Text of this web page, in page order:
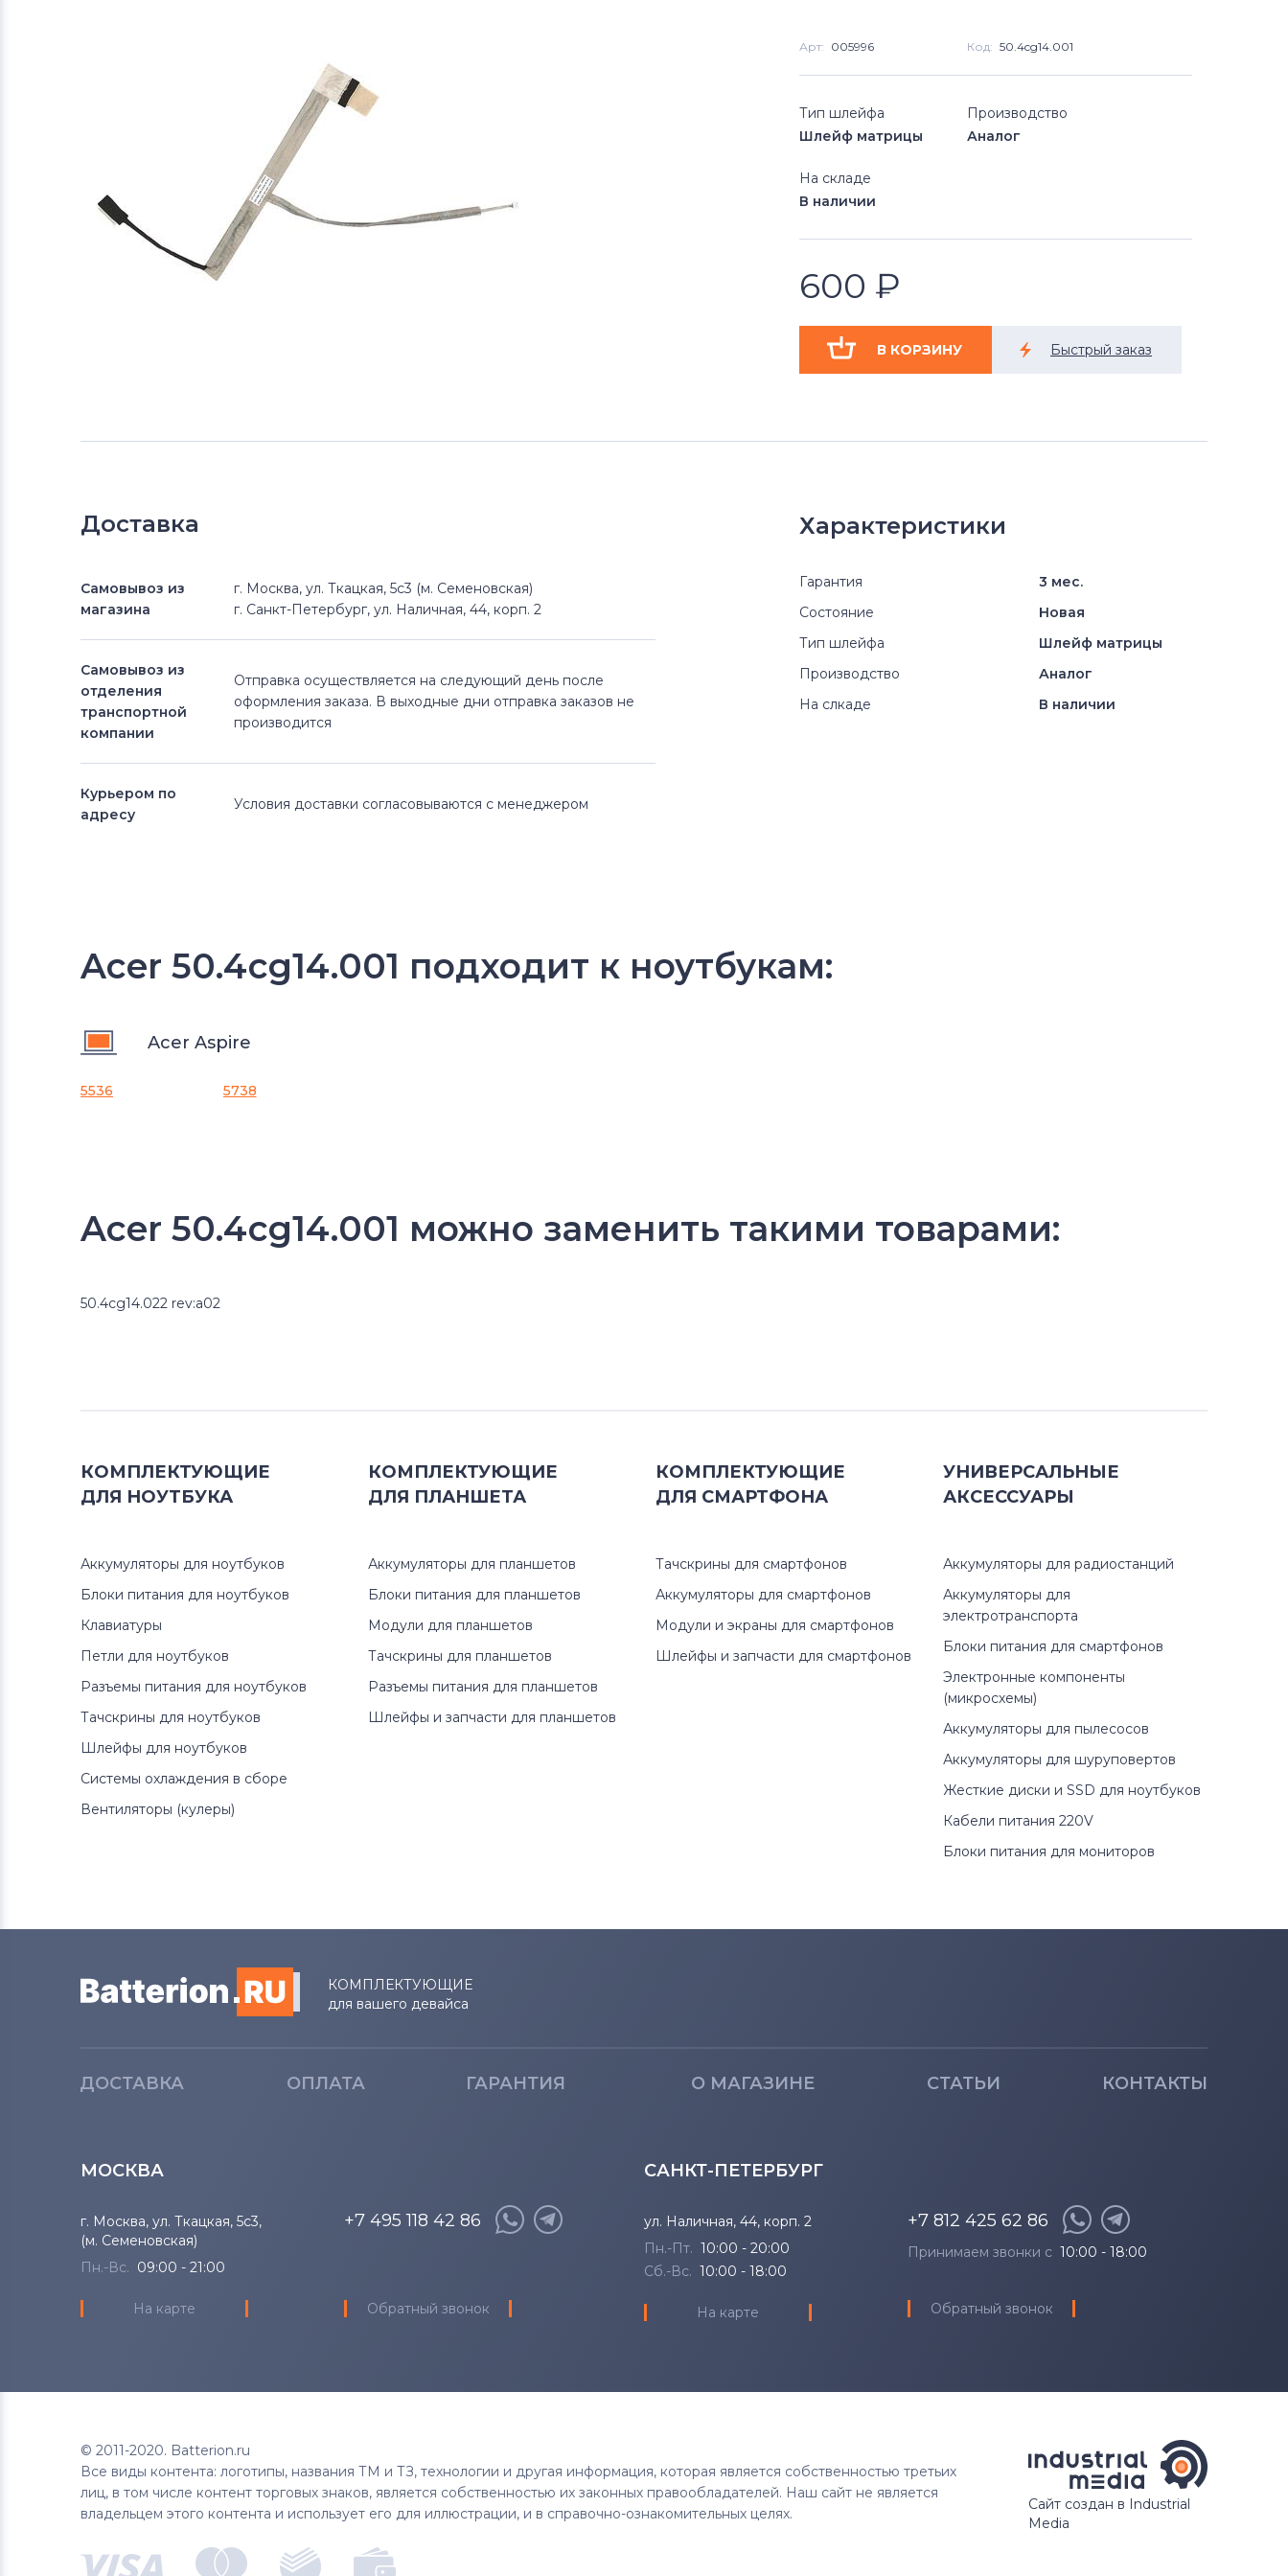
Арт: 005996 Код: 50.4cg14.001
Тип шлейфа
Шлейф матрицы
Производство
Аналог
На складе
В наличии
600 ₽
Доставка
Самовывоз из
магазина
г. Москва, ул. Ткацкая, 5с3 (м. Семеновская)
г. Санкт-Петербург, ул. Наличная, 44, корп. 2
Самовывоз из
отделения
транспортной
компании
Отправка осуществляется на следующий день после
оформления заказа. В выходные дни отправка заказов не
производится
Курьером по
адресу
Условия доставки согласовываются с менеджером
Характеристики
Гарантия
3 мес.
Состояние
Новая
Тип шлейфа
Шлейф матрицы
Производство
Аналог
На слкаде
В наличии
Acer 50.4cg14.001 подходит к ноутбукам:
Acer Aspire
5536 5738
Acer 50.4cg14.001 можно заменить такими товарами:
50.4cg14.022 rev:a02
КОМПЛЕКТУЮЩИЕ
ДЛЯ НОУТБУКА
Аккумуляторы для ноутбуков
Блоки питания для ноутбуков
Клавиатуры
Петли для ноутбуков
Разъемы питания для ноутбуков
Тачскрины для ноутбуков
Шлейфы для ноутбуков
Системы охлаждения в сборе
Вентиляторы (кулеры)
КОМПЛЕКТУЮЩИЕ
ДЛЯ ПЛАНШЕТА
Аккумуляторы для планшетов
Блоки питания для планшетов
Модули для планшетов
Тачскрины для планшетов
Разъемы питания для планшетов
Шлейфы и запчасти для планшетов
КОМПЛЕКТУЮЩИЕ
ДЛЯ СМАРТФОНА
Тачскрины для смартфонов
Аккумуляторы для смартфонов
Модули и экраны для смартфонов
Шлейфы и запчасти для смартфонов
УНИВЕРСАЛЬНЫЕ
АКСЕССУАРЫ
Аккумуляторы для радиостанций
Аккумуляторы для
электротранспорта
Блоки питания для смартфонов
Электронные компоненты
(микросхемы)
Аккумуляторы для пылесосов
Аккумуляторы для шуруповертов
Жесткие диски и SSD для ноутбуков
Кабели питания 220V
Блоки питания для мониторов
КОМПЛЕКТУЮЩИЕ
для вашего девайса
ДОСТАВКА ОПЛАТА ГАРАНТИЯ О МАГАЗИНЕ СТАТЬИ КОНТАКТЫ
МОСКВА
г. Москва, ул. Ткацкая, 5с3,
(м. Семеновская)
Пн.-Вс. 09:00 - 21:00
На карте
+7 495 118 42 86
Обратный звонок
САНКТ-ПЕТЕРБУРГ
ул. Наличная, 44, корп. 2
Пн.-Пт. 10:00 - 20:00
Сб.-Вс. 10:00 - 18:00
На карте
+7 812 425 62 86
Принимаем звонки с 10:00 - 18:00
Обратный звонок
© 2011-2020. Batterion.ru
Все виды контента: логотипы, названия ТМ и ТЗ, технологии и другая информация, которая является собственностью третьих
лиц, в том числе контент торговых знаков, является собственностью их законных правообладателей. Наш сайт не является
владельцем этого контента и использует его для иллюстрации, и в справочно-ознакомительных целях.
Сайт создан в Industrial
Media